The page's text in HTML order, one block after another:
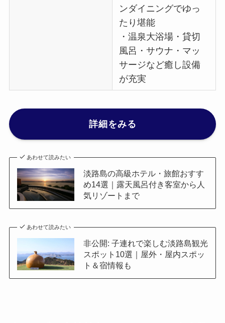
ンダイニングでゆっ
たり堪能
・温泉大浴場・貸切
風呂・サウナ・マッ
サージなど癒し設備
が充実
詳細をみる
あわせて読みたい
淡路島の高級ホテル・旅館おすす
め14選｜露天風呂付き客室から人
気リゾートまで
あわせて読みたい
非公開: 子連れで楽しむ淡路島観光
スポット10選｜屋外・屋内スポッ
ト＆宿情報も